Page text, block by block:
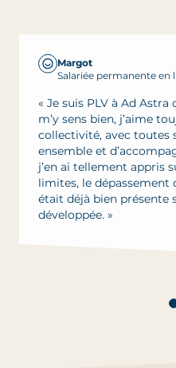
Margot
Salariée permanente en
« Je suis PLV à Ad
m’y sens bien, j’aime
collectivité, avec toutes
ensemble et
j’en ai tellement appris
limites, le dépassement
était déjà bien présente
développée. »